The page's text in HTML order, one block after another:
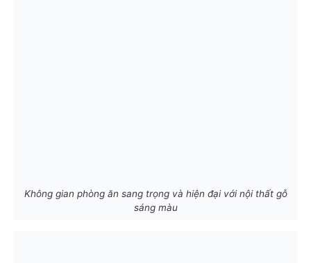
Không gian phòng ăn sang trọng và hiện đại với nội thất gỗ
sáng màu